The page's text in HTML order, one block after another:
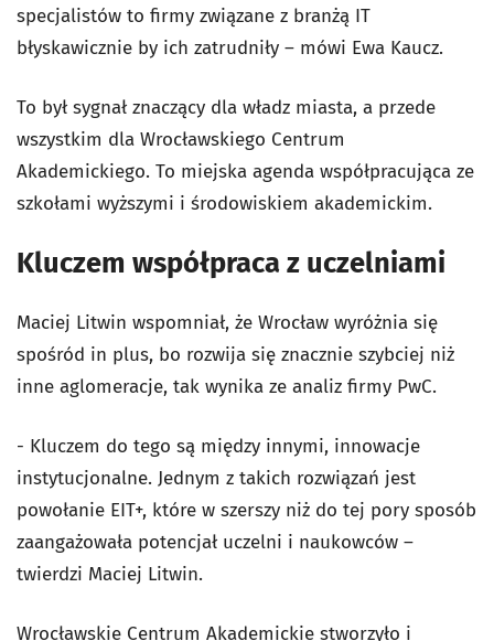
specjalistów to firmy związane z branżą IT
błyskawicznie by ich zatrudniły – mówi Ewa Kaucz.
To był sygnał znaczący dla władz miasta, a przede
wszystkim dla Wrocławskiego Centrum
Akademickiego. To miejska agenda współpracująca ze
szkołami wyższymi i środowiskiem akademickim.
Kluczem współpraca z uczelniami
Maciej Litwin wspomniał, że Wrocław wyróżnia się
spośród in plus, bo rozwija się znacznie szybciej niż
inne aglomeracje, tak wynika ze analiz firmy PwC.
- Kluczem do tego są między innymi, innowacje
instytucjonalne. Jednym z takich rozwiązań jest
powołanie EIT+, które w szerszy niż do tej pory sposób
zaangażowała potencjał uczelni i naukowców –
twierdzi Maciej Litwin.
Wrocławskie Centrum Akademickie stworzyło i